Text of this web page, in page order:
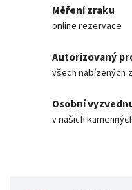
Měření zraku
online rezervace
Autorizovaný
všech nabízených
Osobní
v našich